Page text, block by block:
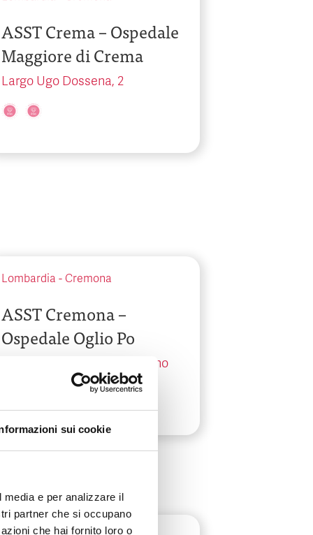
sui cookie
e per analizzare il
partner che si occupano
che hai fornito loro o
ASST Crema – Ospedale
Maggiore di Crema
Largo Ugo Dossena, 2
Lombardia - Cremona
ASST Cremona –
Ospedale Oglio Po
Via Staffolo, 51 - Vicomoscano